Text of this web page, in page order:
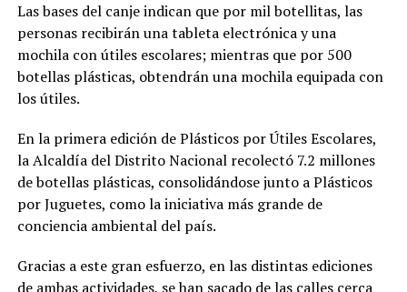
Las bases del canje indican que por mil botellitas, las
personas recibirán una tableta electrónica y una
mochila con útiles escolares; mientras que por 500
botellas plásticas, obtendrán una mochila equipada con
los útiles.
En la primera edición de Plásticos por Útiles Escolares,
la Alcaldía del Distrito Nacional recolectó 7.2 millones
de botellas plásticas, consolidándose junto a Plásticos
por Juguetes, como la iniciativa más grande de
conciencia ambiental del país.
Gracias a este gran esfuerzo, en las distintas ediciones
de ambas actividades, se han sacado de las calles cerca